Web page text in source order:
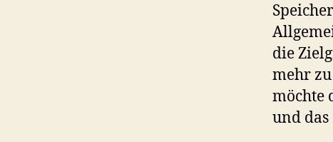
die
mehr
möchte
und das